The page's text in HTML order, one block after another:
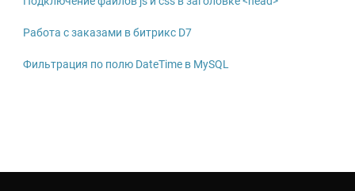
Работа с заказами в битрикс D7
Фильтрация по полю DateTime в MySQL